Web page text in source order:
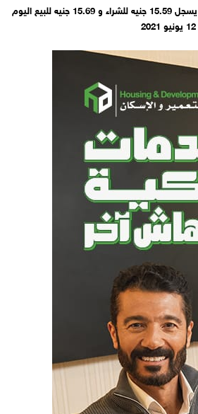
الدولار يسجل 15.59 ‏جنيه للشراء و 15.69 جنيه للبيع ‏اليوم